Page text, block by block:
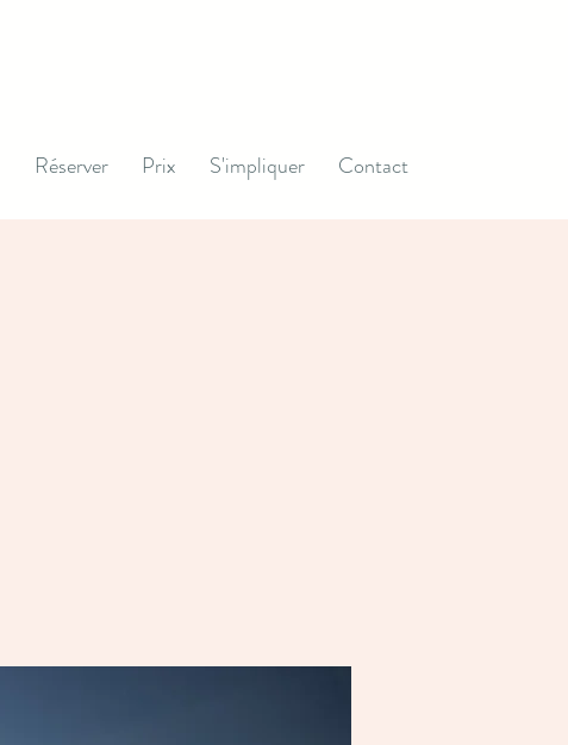
Réserver Prix S'impliquer Contact